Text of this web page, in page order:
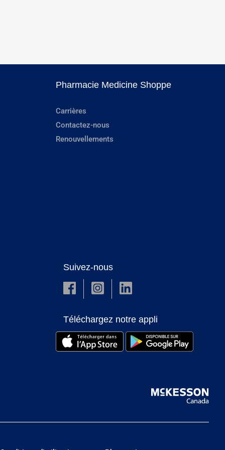
Pharmacie Medicine Shoppe
Carrières
Contactez-nous
Renouvellements
Suivez-nous
Téléchargez notre appli